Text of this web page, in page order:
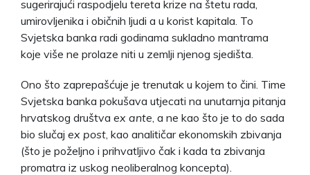
sugerirajući raspodjelu tereta krize na štetu rada,
umirovljenika i običnih ljudi a u korist kapitala. To
Svjetska banka radi godinama sukladno mantrama
koje više ne prolaze niti u zemlji njenog sjedišta.
Ono što zaprepašćuje je trenutak u kojem to čini. Time
Svjetska banka pokušava utjecati na unutarnja pitanja
hrvatskog društva ex ante , a ne kao što je to do sada
bio slučaj ex post , kao analitičar ekonomskih zbivanja
(što je poželjno i prihvatljivo čak i kada ta zbivanja
promatra iz uskog neoliberalnog koncepta).